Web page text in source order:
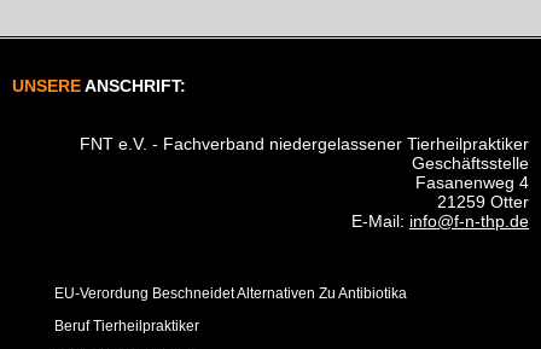
UNSEREANSCHRIFT:
FNT e.V. - Fachverband niedergelassener Tierheilpraktiker
Geschäftsstelle
Fasanenweg 4
21259 Otter
E-Mail: info@f-n-thp.de
EU-Verordung Beschneidet Alternativen Zu Antibiotika
Beruf Tierheilpraktiker